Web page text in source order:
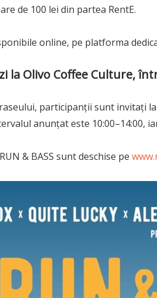
de 100 lei din partea RentE.
online, pe platforma
la Olivo Coffee Culture,
participanții sunt invitați
anunțat este 10:00–14:00,
& BASS sunt deschise pe